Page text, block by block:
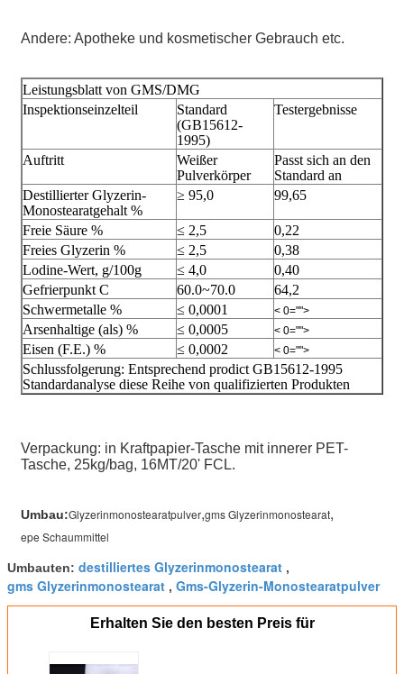
Andere: Apotheke und kosmetischer Gebrauch etc.
Leistungsblatt von GMS/DMG
Inspektionseinzelteil
Standard
(GB15612-
1995)
Testergebnisse
Auftritt
Weißer
Pulverkörper
Passt sich an den
Standard an
Destillierter Glyzerin-
Monostearatgehalt %
≥ 95,0 99,65
Freie Säure % ≤ 2,5
0,22
Freies Glyzerin %
≤ 2,5
0,38
Lodine-Wert, g/100g
≤ 4,0
0,40
Gefrierpunkt C
60.0~70.0
64,2
Schwermetalle %
≤ 0,0001 < 0="">
Arsenhaltige (als) % ≤ 0,0005 < 0="">
Eisen (F.E.) % ≤ 0,0002 < 0="">
Schlussfolgerung: Entsprechend prodict GB15612-1995
Standardanalyse diese Reihe von qualifizierten Produkten
Verpackung: in Kraftpapier-Tasche mit innerer PET-
Tasche, 25kg/bag, 16MT/20' FCL.
Umbau:Glyzerinmonostearatpulver,gms Glyzerinmonostearat,
epe Schaummittel
Umbauten: destilliertes Glyzerinmonostearat ,
gms Glyzerinmonostearat , Gms-Glyzerin-Monostearatpulver
Erhalten Sie den besten Preis für